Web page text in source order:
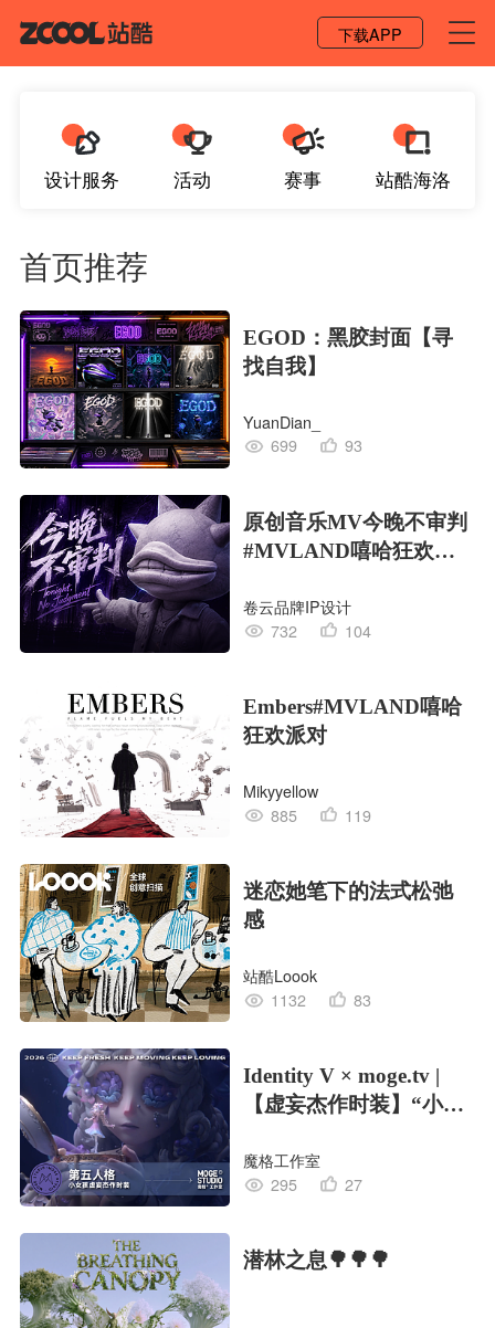
下载APP
设计服务 活动 赛事 站酷海洛
首页推荐
EGOD：黑胶封面【寻
找自我】
YuanDian_
699
93
原创音乐MV今晚不审判
#MVLAND嘻哈狂欢派
卷云品牌IP设计
732
104
Embers#MVLAND嘻哈
狂欢派对
Mikyyellow
885
119
迷恋她笔下的法式松弛
感
站酷Loook
1132
83
Identity V × moge.tv |
【虚妄杰作时装】“小女
魔格工作室
295
27
潜林之息🌳🌳🌳